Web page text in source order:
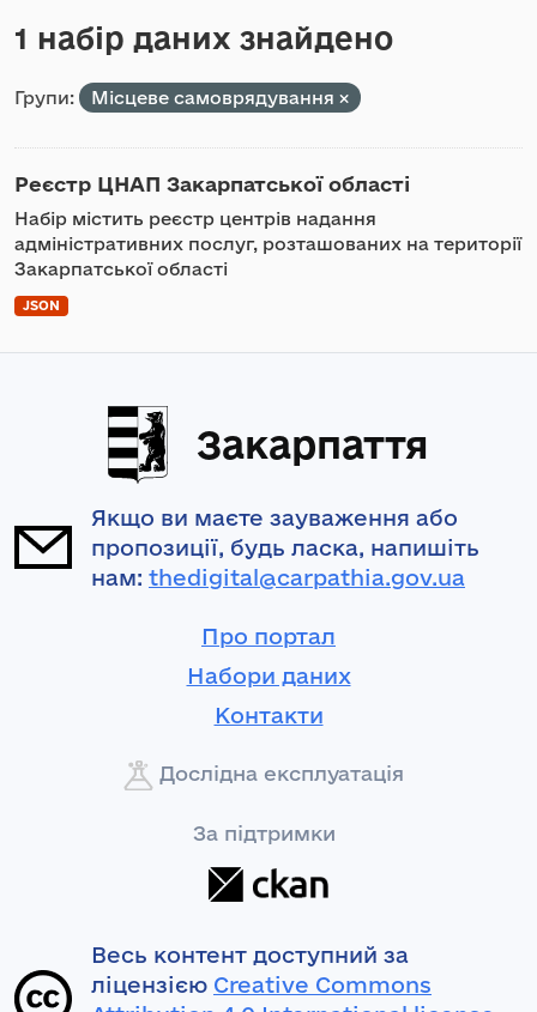
1 набір даних знайдено
Групи: Місцеве самоврядування
Реєстр ЦНАП Закарпатської області
Набір містить реєстр центрів надання
адміністративних послуг, розташованих на території
Закарпатської області
JSON
Закарпаття
Якщо ви маєте зауваження або
пропозиції, будь ласка, напишіть
нам: thedigital@carpathia.gov.ua
Про портал
Набори даних
Контакти
Дослідна експлуатація
За підтримки
Весь контент доступний за
ліцензією Creative Commons